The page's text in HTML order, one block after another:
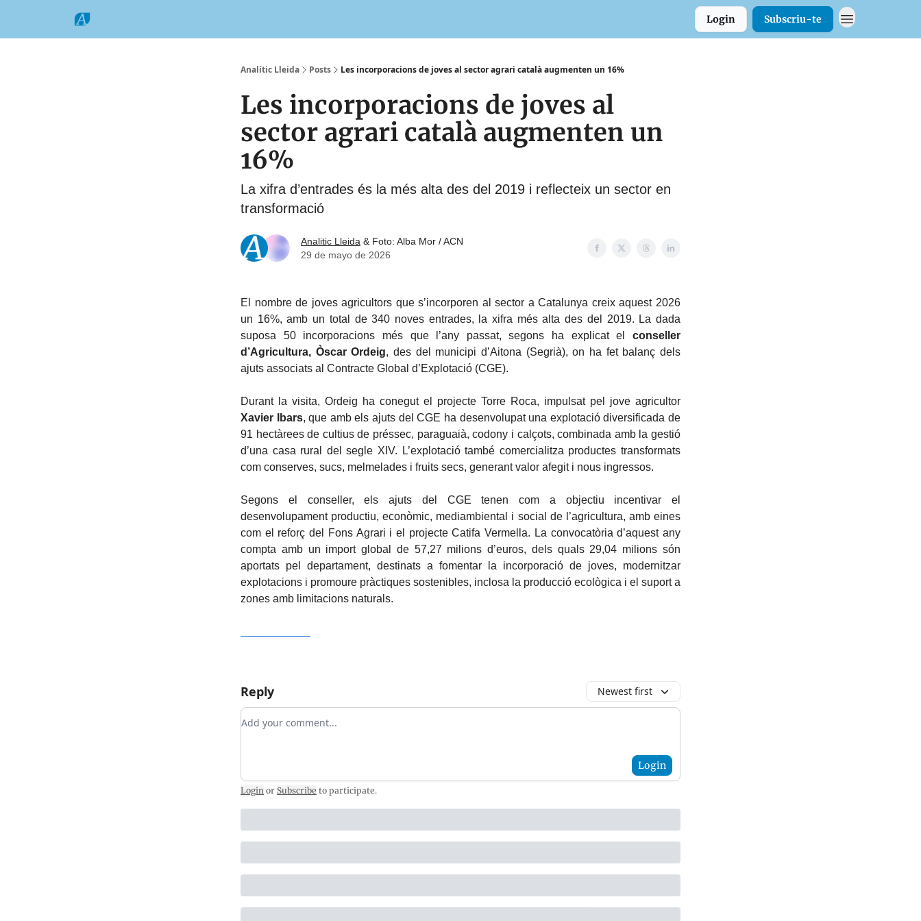
Login Subscriu-te
Analític Lleida Posts Les incorporacions de joves al sector agrari català augmenten un 16%
Les incorporacions de joves al
sector agrari català augmenten un
16%
La xifra d’entrades és la més alta des del 2019 i reflecteix un sector en
transformació
Analitic Lleida & Foto: Alba Mor / ACN
29 de mayo de 2026
El nombre de joves agricultors que s’incorporen al sector a Catalunya creix aquest 2026
un 16%, amb un total de 340 noves entrades, la xifra més alta des del 2019. La dada
suposa 50 incorporacions més que l’any passat, segons ha explicat el conseller
d’Agricultura, Òscar Ordeig, des del municipi d’Aitona (Segrià), on ha fet balanç dels
ajuts associats al Contracte Global d’Explotació (CGE).
Durant la visita, Ordeig ha conegut el projecte Torre Roca, impulsat pel jove agricultor
Xavier Ibars, que amb els ajuts del CGE ha desenvolupat una explotació diversificada de
91 hectàrees de cultius de préssec, paraguaià, codony i calçots, combinada amb la gestió
d’una casa rural del segle XIV. L’explotació també comercialitza productes transformats
com conserves, sucs, melmelades i fruits secs, generant valor afegit i nous ingressos.
Segons el conseller, els ajuts del CGE tenen com a objectiu incentivar el
desenvolupament productiu, econòmic, mediambiental i social de l’agricultura, amb eines
com el reforç del Fons Agrari i el projecte Catifa Vermella. La convocatòria d’aquest any
compta amb un import global de 57,27 milions d’euros, dels quals 29,04 milions són
aportats pel departament, destinats a fomentar la incorporació de joves, modernitzar
explotacions i promoure pràctiques sostenibles, inclosa la producció ecològica i el suport a
zones amb limitacions naturals.
Reply Newest first
Add your comment
Login
Login or Subscribe to participate.